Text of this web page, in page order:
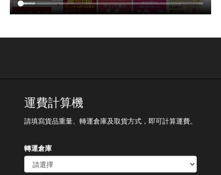
運費計算機
請填寫貨品重量、轉運倉庫及取貨方式，即可計算運費。
轉運倉庫